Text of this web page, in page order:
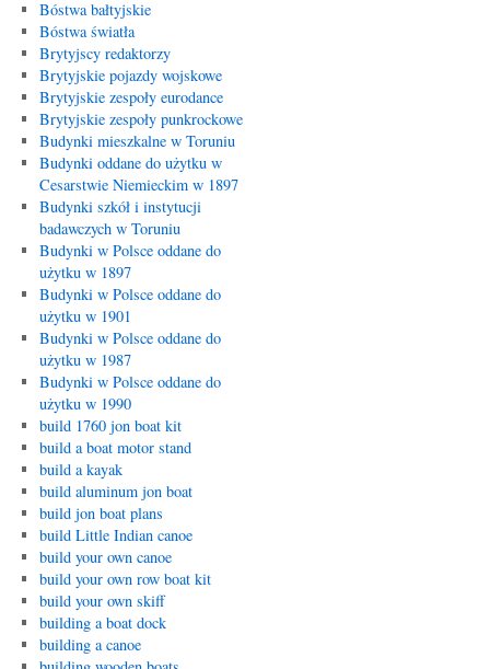
Bóstwa bałtyjskie
Bóstwa światła
Brytyjscy redaktorzy
Brytyjskie pojazdy wojskowe
Brytyjskie zespoły eurodance
Brytyjskie zespoły punkrockowe
Budynki mieszkalne w Toruniu
Budynki oddane do użytku w
Cesarstwie Niemieckim w 1897
Budynki szkół i instytucji
badawczych w Toruniu
Budynki w Polsce oddane do
użytku w 1897
Budynki w Polsce oddane do
użytku w 1901
Budynki w Polsce oddane do
użytku w 1987
Budynki w Polsce oddane do
użytku w 1990
build 1760 jon boat kit
build a boat motor stand
build a kayak
build aluminum jon boat
build jon boat plans
build Little Indian canoe
build your own canoe
build your own row boat kit
build your own skiff
building a boat dock
building a canoe